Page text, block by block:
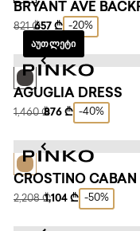
BRYANT AVE
821 ₾657 ₾ -20%
ᲐᲣᲗᲚᲔᲢᲘ
AGUGLIA DRESS
1,460 ₾876 ₾ -40%
CROSTINO CABAN
2,208 ₾1,104 ₾ -50%